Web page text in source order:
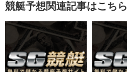
競艇予想関連記事はこちら